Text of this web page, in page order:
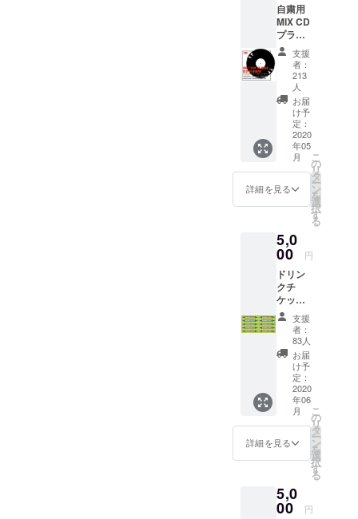
自粛用
MIX CD
プラン
DJ
HIKAR
U DJ
PIN DJ
白玉
(RITTO)
Ku'Da
mm
madie:
madie
ARAKE
MO。
NAKED
UNITED
CARIB
SOUL
FM 上記
10タイ
トル全
てパッ
ケージ
にして
のお届
けとな
りま
す。 ※
音源
データ
での
メール
発送と
支援
者：
213
人
お届
け予
定：
2020
年05
月
詳細を見る
こ
の
リ
タ
ー
ン
を
選
択
す
る
5,0
00 円
ドリン
クチ
ケット
プラン
(営業再
開後、
無期限
で使用
できる
一枚500
円のド
リンク
チケッ
ト10枚
セット)
支援
者：
83人
お届
け予
定：
2020
年06
月
詳細を見る
こ
の
リ
タ
ー
ン
を
選
択
す
る
5,0
00 円